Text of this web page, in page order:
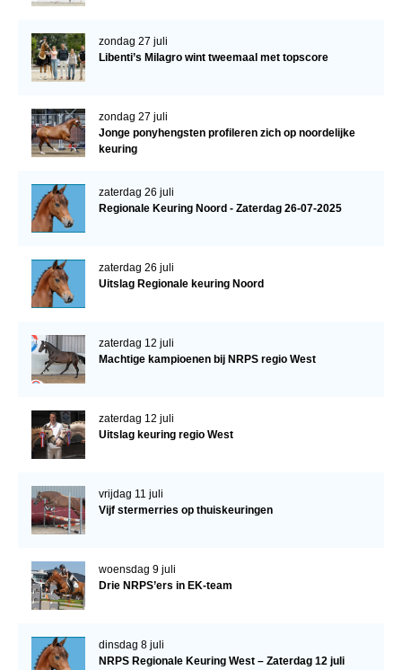
zondag 27 juli
Libenti’s Milagro wint tweemaal met topscore
zondag 27 juli
Jonge ponyhengsten profileren zich op noordelijke
keuring
zaterdag 26 juli
Regionale Keuring Noord - Zaterdag 26-07-2025
zaterdag 26 juli
Uitslag Regionale keuring Noord
zaterdag 12 juli
Machtige kampioenen bij NRPS regio West
zaterdag 12 juli
Uitslag keuring regio West
vrijdag 11 juli
Vijf stermerries op thuiskeuringen
woensdag 9 juli
Drie NRPS’ers in EK-team
dinsdag 8 juli
NRPS Regionale Keuring West – Zaterdag 12 juli